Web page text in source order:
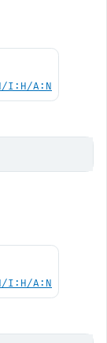
I:H/A:N
I:H/A:N